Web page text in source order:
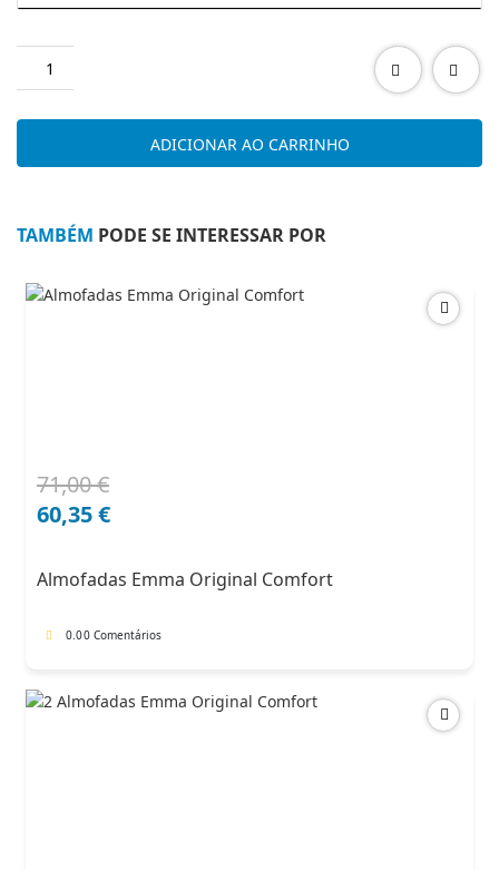
EDM
33964
ADICIONAR AO CARRINHO
TAMBÉM PODE SE INTERESSAR POR
71,00€
O
preço
71,00 €.
60,35€
O
preço
60,35 €.
Almofadas Emma Original Comfort
0.00 Comentários